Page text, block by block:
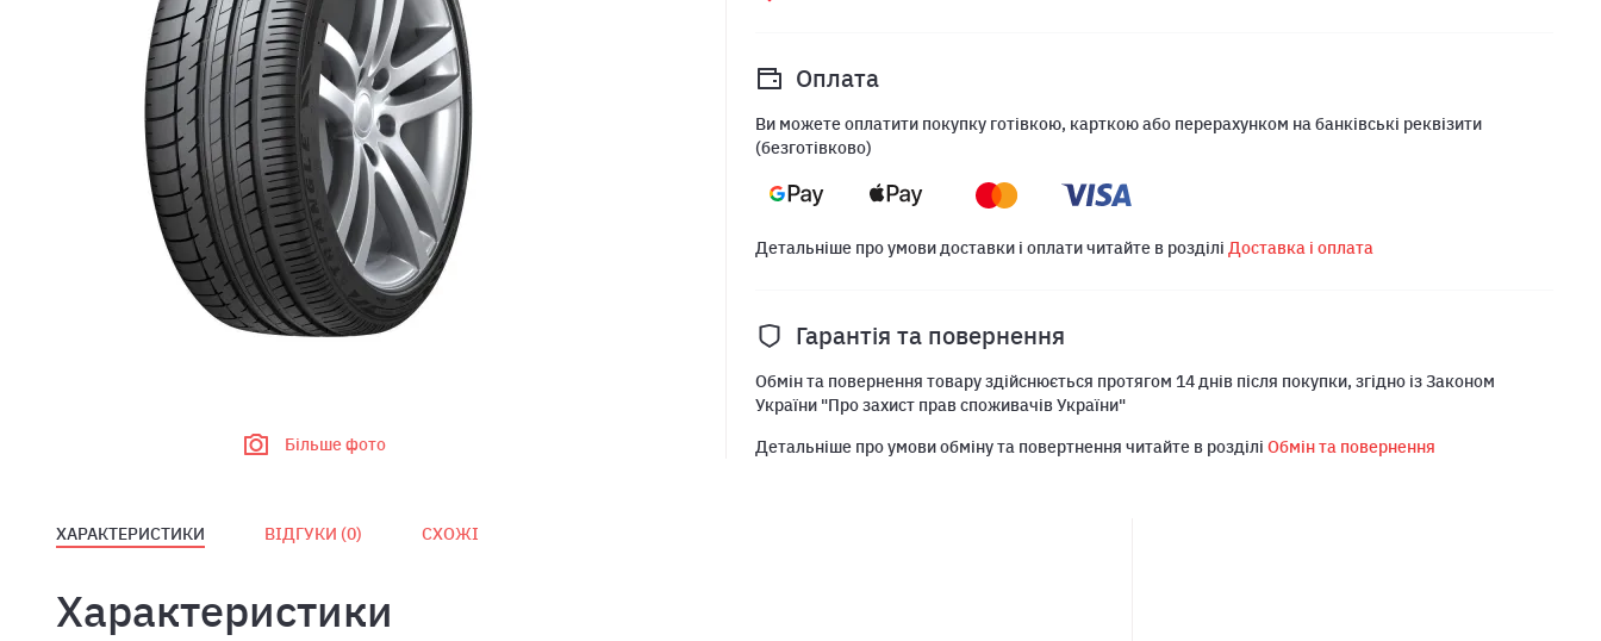
Більше фото
Оплата
Ви можете оплатити покупку готівкою, карткою або перерахунком на банківські реквізити
(безготівково)
Детальніше про умови доставки і оплати читайте в розділі Доставка і оплата
Гарантія та повернення
Обмін та повернення товару здійснюється протягом 14 днів після покупки, згідно із Законом
України "Про захист прав споживачів України"
Детальніше про умови обміну та повертнення читайте в розділі Обмін та повернення
ХАРАКТЕРИСТИКИ ВІДГУКИ (0) СХОЖІ
Характеристики